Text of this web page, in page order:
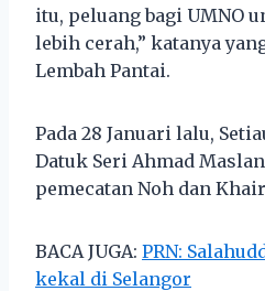
itu, peluang bagi UMNO
lebih cerah,” katanya
Lembah Pantai.
Pada 28 Januari lalu,
Datuk Seri Ahmad
pemecatan Noh dan
BACA JUGA: PRN:
kekal di Selangor